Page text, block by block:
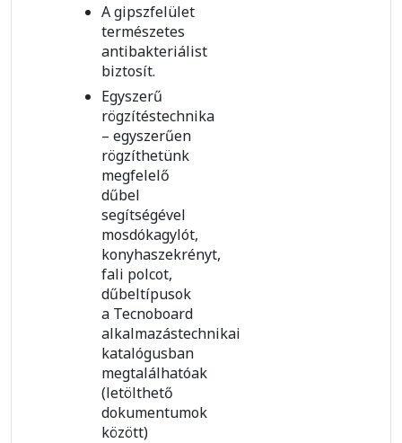
A gipszfelület
természetes
antibakteriálist
biztosít.
Egyszerű
rögzítéstechnika
– egyszerűen
rögzíthetünk
megfelelő
dűbel
segítségével
mosdókagylót,
konyhaszekrényt,
fali polcot,
dűbeltípusok
a Tecnoboard
alkalmazástechnikai
katalógusban
megtalálhatóak
(letölthető
dokumentumok
között)